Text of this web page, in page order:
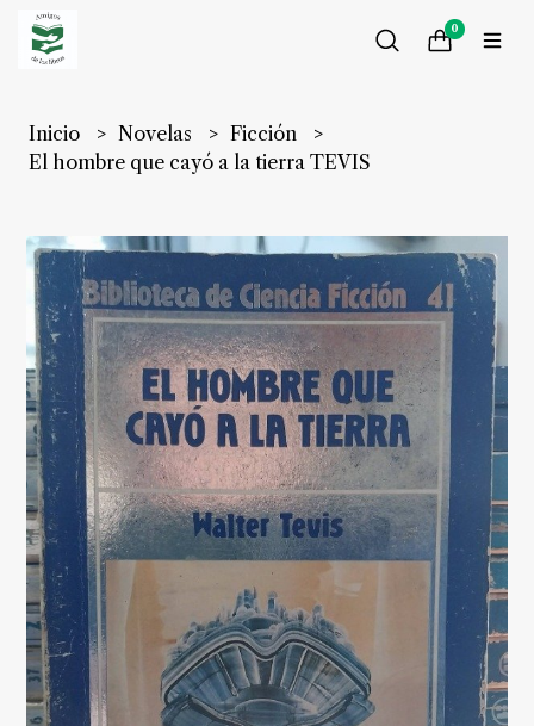
0
Inicio Novelas
Ficción
El hombre que cayó a la tierra TEVIS